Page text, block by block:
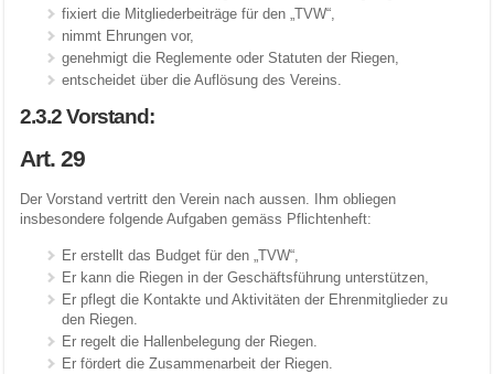
fixiert die Mitgliederbeiträge für den „TVW“,
nimmt Ehrungen vor,
genehmigt die Reglemente oder Statuten der Riegen,
entscheidet über die Auflösung des Vereins.
2.3.2 Vorstand:
Art. 29
Der Vorstand vertritt den Verein nach aussen. Ihm obliegen
insbesondere folgende Aufgaben gemäss Pflichtenheft:
Er erstellt das Budget für den „TVW“,
Er kann die Riegen in der Geschäftsführung unterstützen,
Er pflegt die Kontakte und Aktivitäten der Ehrenmitglieder zu
den Riegen.
Er regelt die Hallenbelegung der Riegen.
Er fördert die Zusammenarbeit der Riegen.